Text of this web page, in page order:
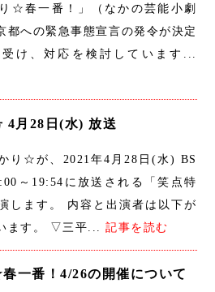
☆春一番！」（なかの芸能小劇
都への緊急事態宣言の発令が決定
け、対応を検討しています...
4月28日(水) 放送
り☆が、2021年4月28日(水) BS
～19:54に放送される「笑点特
します。 内容と出演者は以下が
ます。 ▽三平...記事を読む
一番！4/26の開催について